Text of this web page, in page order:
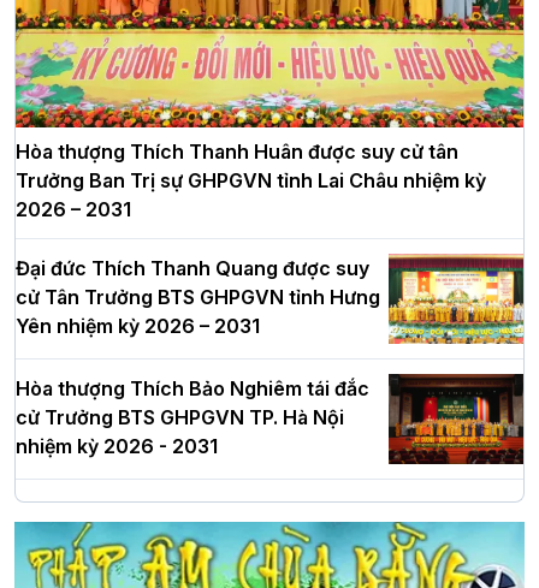
Hòa thượng Thích Thanh Huân được suy cử tân
Trưởng Ban Trị sự GHPGVN tỉnh Lai Châu nhiệm kỳ
2026 – 2031
Đại đức Thích Thanh Quang được suy
cử Tân Trưởng BTS GHPGVN tỉnh Hưng
Yên nhiệm kỳ 2026 – 2031
Hòa thượng Thích Bảo Nghiêm tái đắc
cử Trưởng BTS GHPGVN TP. Hà Nội
nhiệm kỳ 2026 - 2031
Hà Nội: Long trọng lễ khởi công xây
dựng Trung tâm văn hóa Phật giáo Thủ
đô